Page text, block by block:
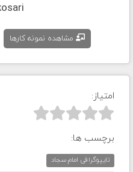
مشاهده نمونه کارها
امتیاز:



برچسب ها:
تایپوگرافی امام سجاد